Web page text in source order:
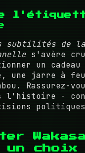
subtilités de la
s'avère
un cadeau
une jarre à
Rassurez-
l'histoire -
un